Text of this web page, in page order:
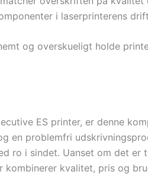
i laserprinterens
og overskueligt holde
ES printer, er denne
en problemfri
ro i sindet. Uanset om det
kvalitet, pris og